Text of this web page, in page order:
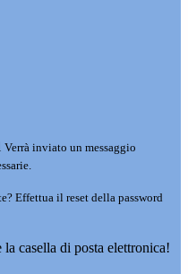
Verrà inviato un messaggio
Effettua il reset della password
casella di posta elettronica!